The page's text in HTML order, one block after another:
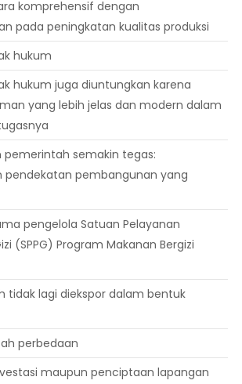
komprehensif dengan
pada peningkatan kualitas produksi
hukum
hukum juga diuntungkan karena
yang lebih jelas dan modern dalam
pemerintah semakin tegas:
pendekatan pembangunan yang
pengelola Satuan Pelayanan
(SPPG) Program Makanan Bergizi
tidak lagi diekspor dalam bentuk
perbedaan
maupun penciptaan lapangan